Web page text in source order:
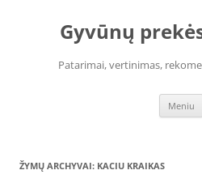
Gyvūnų
Patarimai, vertinimas,
Meniu
ŽYMŲ ARCHYVAI: KACIU KRAIKAS